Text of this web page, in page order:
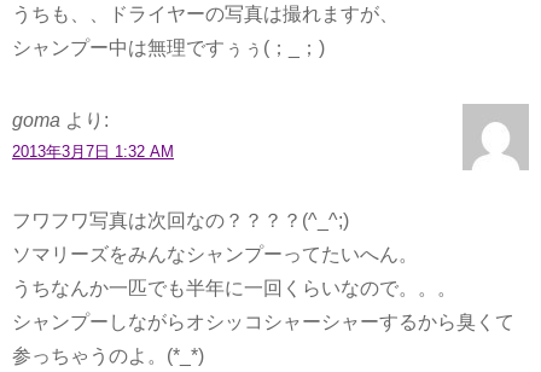
うちも、、ドライヤーの写真は撮れますが、
シャンプー中は無理ですぅぅ(；_；)
goma より:
2013年3月7日 1:32 AM
フワフワ写真は次回なの？？？？(^_^;)
ソマリーズをみんなシャンプーってたいへん。
うちなんか一匹でも半年に一回くらいなので。。。
シャンプーしながらオシッコシャーシャーするから臭くて
参っちゃうのよ。(*_*)